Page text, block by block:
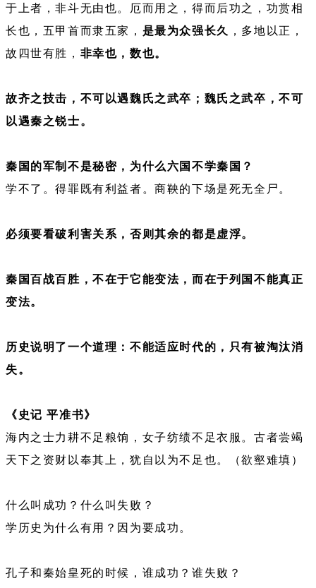
于上者，非斗无由也。厄而用之，得而后功之，功赏相
长也，五甲首而隶五家， 是最为众强长久
，多地以正，
故四世有胜， 非幸也，数也。
故齐之技击，不可以遇魏氏之武卒；魏氏之武卒，不可
以遇秦之锐士。
秦国的军制不是秘密，为什么六国不学秦国？
学不了。得罪既有利益者。商鞅的下场是死无全尸。
必须要看破利害关系，否则其余的都是虚浮。
秦国百战百胜，不在于它能变法，而在于列国不能真正
变法。
历史说明了一个道理：不能适应时代的，只有被淘汰消
失。
《史记 平准书》
海内之士力耕不足粮饷，女子纺绩不足衣服。古者尝竭
天下之资财以奉其上，犹自以为不足也。（欲壑难填）
什么叫成功？什么叫失败？
学历史为什么有用？因为要成功。
孔子和秦始皇死的时候，谁成功？谁失败？